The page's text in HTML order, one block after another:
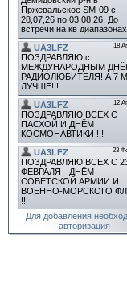
Для добавления
авторизация